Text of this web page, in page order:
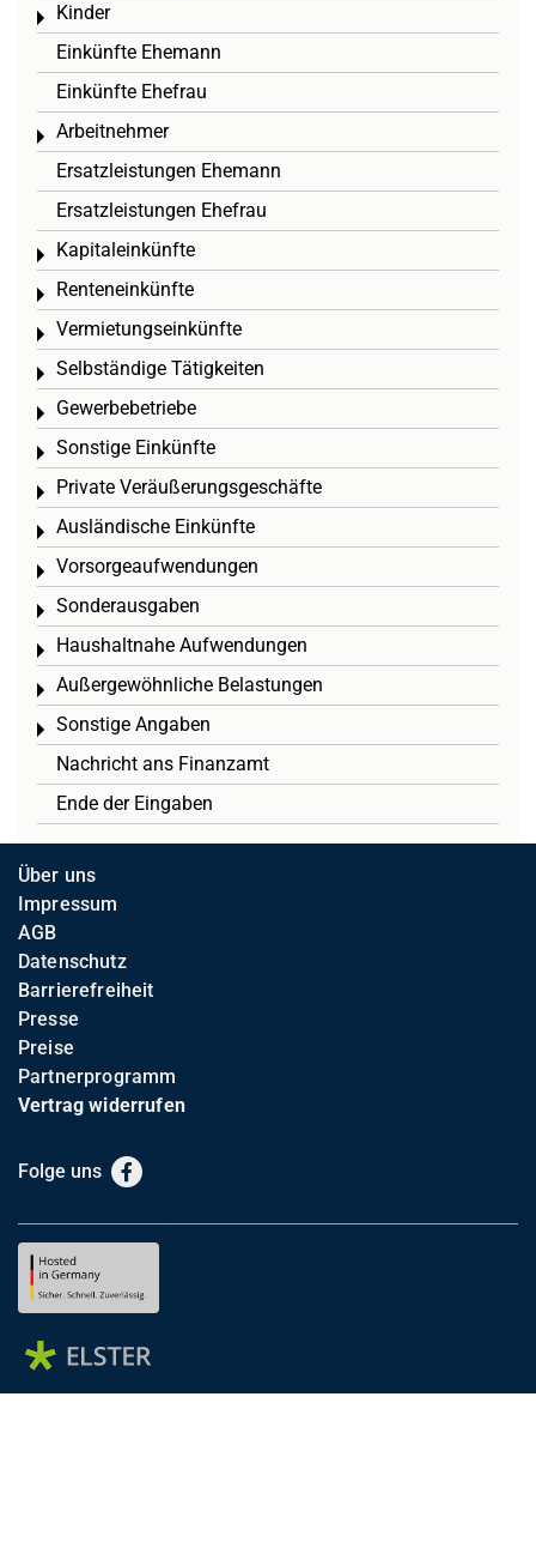
Kinder
Toggle menu
Einkünfte Ehemann
Einkünfte Ehefrau
Arbeitnehmer
Toggle menu
Ersatzleistungen Ehemann
Ersatzleistungen Ehefrau
Kapitaleinkünfte
Toggle menu
Renteneinkünfte
Toggle menu
Vermietungseinkünfte
Toggle menu
Selbständige Tätigkeiten
Toggle menu
Gewerbebetriebe
Toggle menu
Sonstige Einkünfte
Toggle menu
Private Veräußerungsgeschäfte
Toggle menu
Ausländische Einkünfte
Toggle menu
Vorsorgeaufwendungen
Toggle menu
Sonderausgaben
Toggle menu
Haushaltnahe Aufwendungen
Toggle menu
Außergewöhnliche Belastungen
Toggle menu
Sonstige Angaben
Toggle menu
Nachricht ans Finanzamt
Ende der Eingaben
Über uns
Impressum
AGB
Datenschutz
Barrierefreiheit
Presse
Preise
Partnerprogramm
Vertrag widerrufen
Folge uns Facebook